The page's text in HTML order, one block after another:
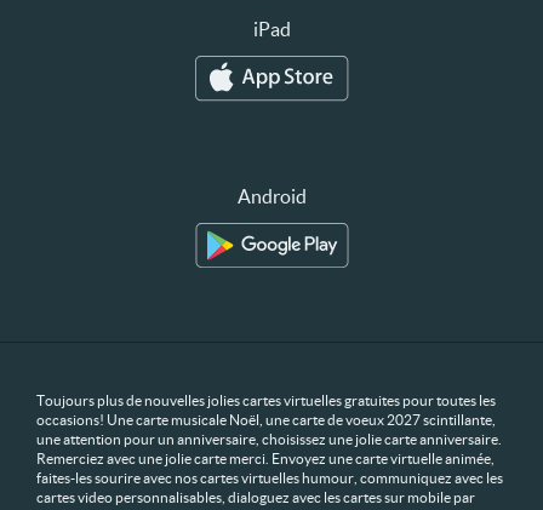
iPad
Android
Toujours plus de nouvelles jolies cartes virtuelles gratuites pour toutes les
occasions! Une carte musicale Noël, une carte de voeux 2027 scintillante,
une attention pour un anniversaire, choisissez une jolie carte anniversaire.
Remerciez avec une jolie carte merci. Envoyez une carte virtuelle animée,
faites-les sourire avec nos cartes virtuelles humour, communiquez avec les
cartes video personnalisables, dialoguez avec les cartes sur mobile par